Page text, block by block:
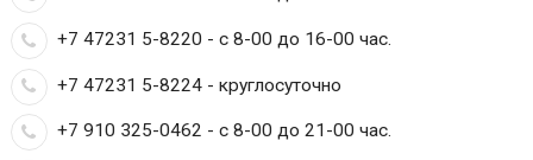
+7 47231 5-8220 - с 8-00 до 16-00 час.
+7 47231 5-8224 - круглосуточно
+7 910 325-0462 - с 8-00 до 21-00 час.